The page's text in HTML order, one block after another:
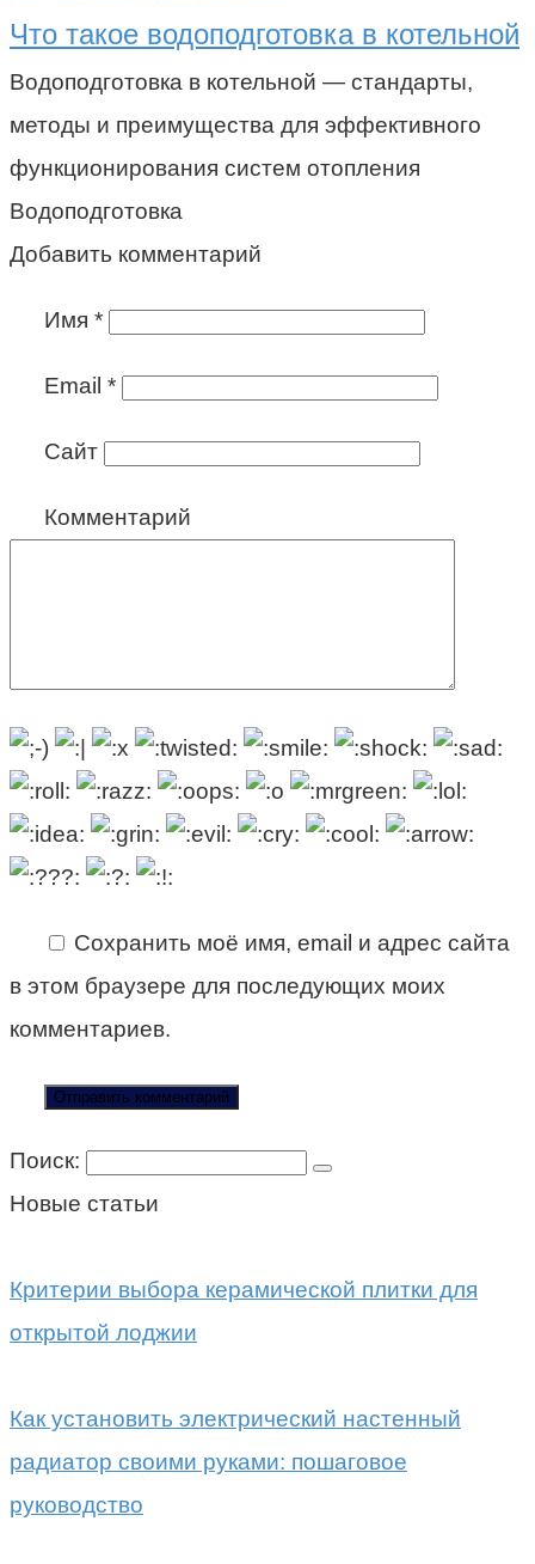
Что такое водоподготовка в котельной
Водоподготовка в котельной — стандарты,
методы и преимущества для эффективного
функционирования систем отопления
Водоподготовка
Добавить комментарий
Имя *
Email *
Сайт
Комментарий
Сохранить моё имя, email и адрес сайта
в этом браузере для последующих моих
комментариев.
Поиск:
Новые статьи
Критерии выбора керамической плитки для
открытой лоджии
Как установить электрический настенный
радиатор своими руками: пошаговое
руководство